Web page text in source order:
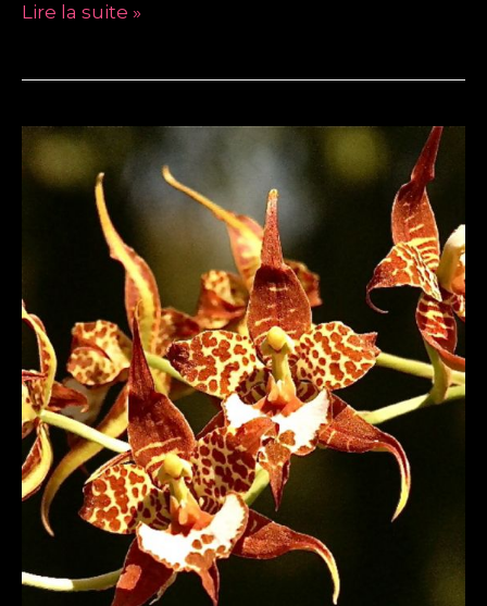
Lire la suite »
RHYNCHOSTELE
(LEMBOGLOSSUM)
CORDATUM